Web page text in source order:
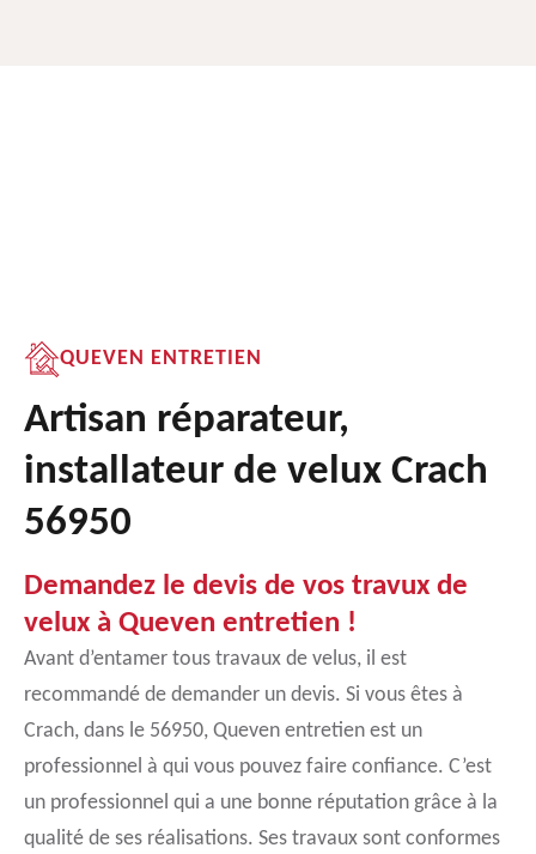
QUEVEN ENTRETIEN
Artisan réparateur,
installateur de velux Crach
56950
Demandez le devis de vos travux de
velux à Queven entretien !
Avant d’entamer tous travaux de velus, il est
recommandé de demander un devis. Si vous êtes à
Crach, dans le 56950, Queven entretien est un
professionnel à qui vous pouvez faire confiance. C’est
un professionnel qui a une bonne réputation grâce à la
qualité de ses réalisations. Ses travaux sont conformes